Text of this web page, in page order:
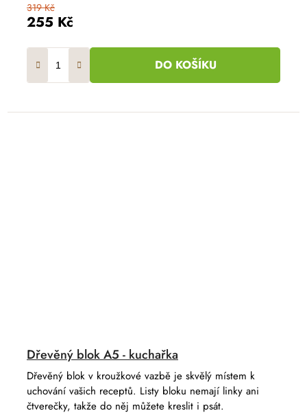
255 Kč
319 Kč
DO KOŠÍKU
Dřevěný blok A5 - kuchařka
Dřevěný blok v kroužkové vazbě je skvělý místem k
uchování vašich receptů. Listy bloku nemají linky ani
čtverečky, takže do něj můžete kreslit i psát.